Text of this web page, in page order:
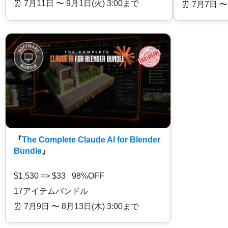
⏰️ 7月11日 〜 9月1日(火) 3:00まで
⏰️ 7月7日
『The Complete Claude AI for Blender
Bundle 』
$1,530 => $33 98%OFF
17アイテムバンドル
⏰️ 7月9日 〜 8月13日(木) 3:00まで